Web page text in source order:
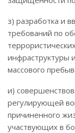
з) разработка и
требований по
инфраструктуры
массового
и)
регулирующей
причиненного
участвующих в